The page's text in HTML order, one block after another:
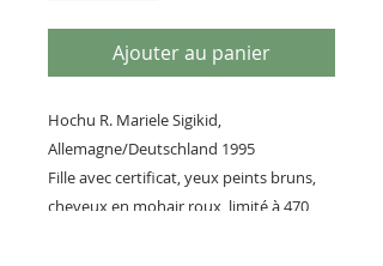
Ajouter au panier
Hochu R. Mariele Sigikid,
Allemagne/Deutschland 1995
Fille avec certificat, yeux peints bruns,
cheveux en mohair roux, limité à 470